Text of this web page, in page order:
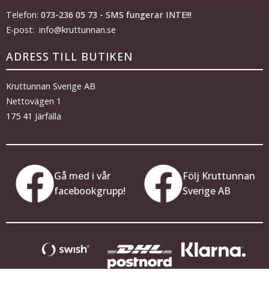
Telefon: 073-236 05 73 - SMS fungerar INTE!!!
E-post: info@kruttunnan.se
ADRESS TILL BUTIKEN
Kruttunnan Sverige AB
Nettovägen 1
175 41 Järfälla
Gå med i vår
facebookgrupp!
Följ Kruttunnan
Sverige AB